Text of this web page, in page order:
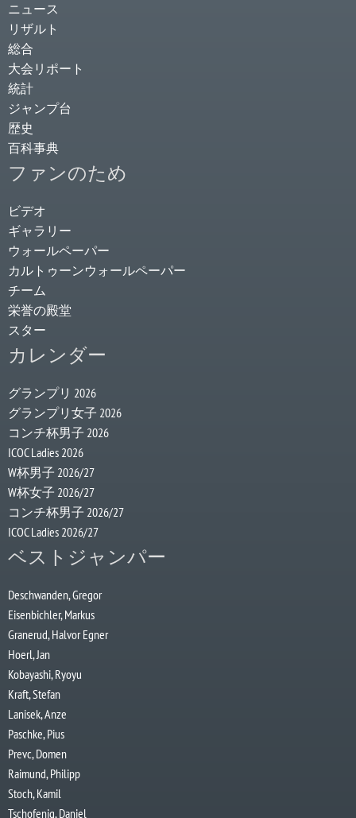
ニュース
リザルト
総合
大会リポート
統計
ジャンプ台
歴史
百科事典
ファンのため
ビデオ
ギャラリー
ウォールペーパー
カルトゥーンウォールペーパー
チーム
栄誉の殿堂
スター
カレンダー
グランプリ 2026
グランプリ女子 2026
コンチ杯男子 2026
ICOC Ladies 2026
W杯男子 2026/27
W杯女子 2026/27
コンチ杯男子 2026/27
ICOC Ladies 2026/27
ベストジャンパー
Deschwanden, Gregor
Eisenbichler, Markus
Granerud, Halvor Egner
Hoerl, Jan
Kobayashi, Ryoyu
Kraft, Stefan
Lanisek, Anze
Paschke, Pius
Prevc, Domen
Raimund, Philipp
Stoch, Kamil
Tschofenig, Daniel